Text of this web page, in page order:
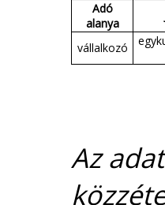
Adó
alanya
vállalkozó
Az